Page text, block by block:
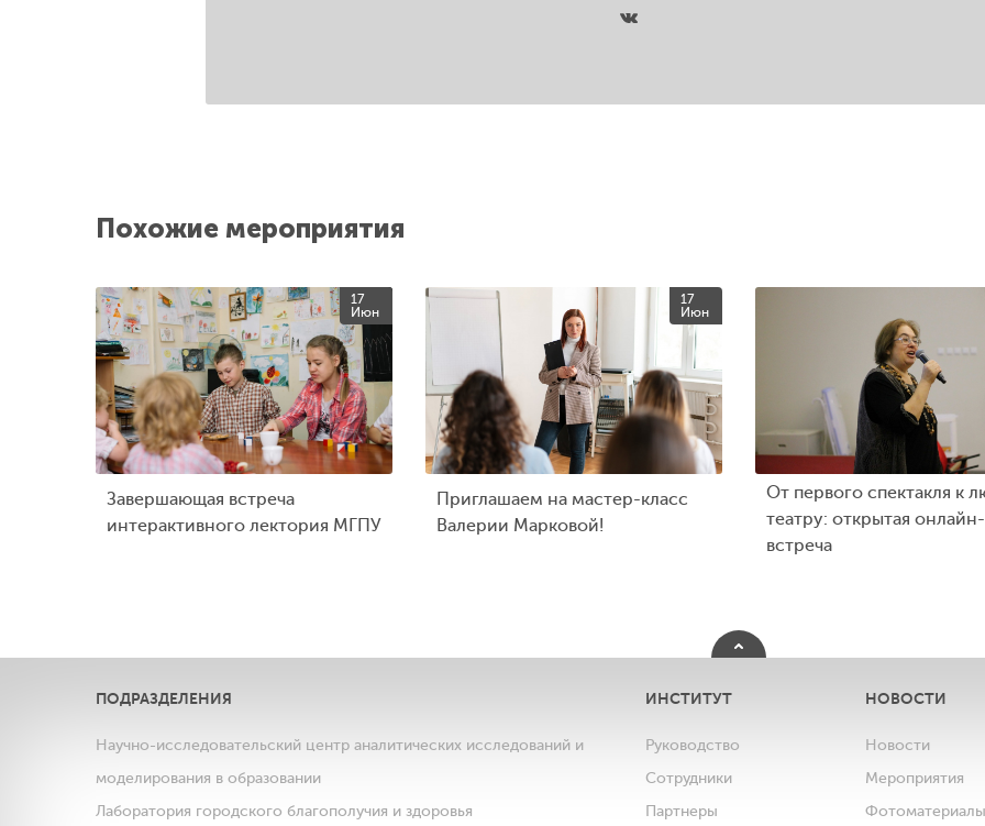
Похожие мероприятия
17
Июн
Завершающая встреча
интерактивного лектория МГПУ
17
Июн
Приглашаем на мастер-класс
Валерии Марковой!
От первого спектакля к
театру: открытая онлайн-
встреча
ПОДРАЗДЕЛЕНИЯ
Научно-исследовательский центр аналитических исследований и
моделирования в образовании
Лаборатория городского благополучия и здоровья
ИНСТИТУТ
Руководство
Сотрудники
Партнеры
НОВОСТИ
Новости
Мероприятия
Фотоматериалы